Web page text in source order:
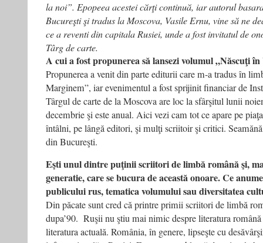
laturi
sa
spuna
literar
si
artistic
12
decembrie
2007
la noi”. Epopeea acestei cărţi continuă, iar autorul
Bucureşti şi tradus la Moscova, Vasile Ernu, vine să ne
ce a reventi din capitala Rusiei, unde a fost invitatul de
Târg de carte.
A cui a fost propunerea să lansezi volumul „Născuţi în
Propunerea a venit din parte editurii care m-a tradus în
Marginem”, iar evenimentul a fost sprijinit financiar de
Târgul de carte de la Moscova are loc la sfârşitul lunii
decembrie şi este anual. Aici vezi cam tot ce apare pe
întâlni, pe lângă editori, şi mulţi scriitoir şi critici.
din Bucureşti.
Eşti unul dintre puţinii scriitori de limbă română şi,
generatie, care se bucura de această onoare. Ce
publicului rus, tematica volumului sau diversitatea
Din păcate sunt cred că printre primii scriitori de limbă
dupa’90. Ruşii nu ştiu mai nimic despre literatura
literatura actuală. România, în genere, lipseşte cu